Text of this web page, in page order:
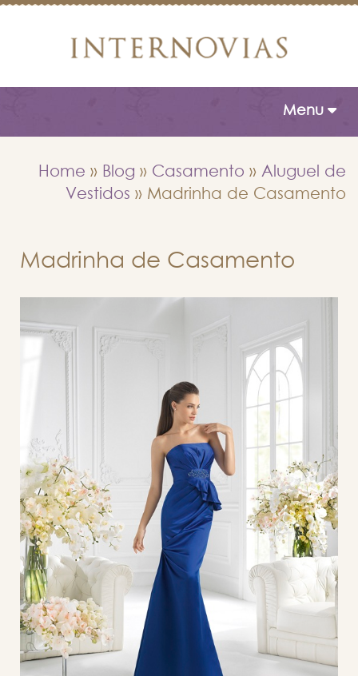
Toggle
Menu
Home » Blog » Casamento » Aluguel de
Vestidos » Madrinha de Casamento
Madrinha de Casamento